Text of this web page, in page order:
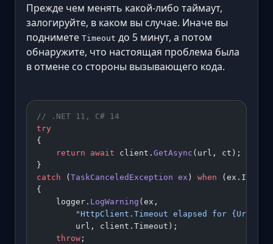
Прежде чем менять какой-либо таймаут,
залогируйте, в каком вы случае. Иначе вы
поднимете Timeout до 5 минут, а потом
обнаружите, что настоящая проблема была
в отмене со стороны вызывающего кода.
// .NET 11, C# 14
try
{
    return
await client. GetAsync (url, ct);
}
catch ( TaskCanceledException ex ) when
{
    logger.
LogWarning (ex,
"HttpClient.Timeout elapsed for {Url}
        url, client.Timeout);
    throw
;